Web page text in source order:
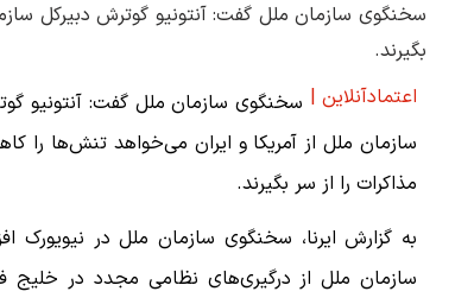
سخنگوی سازمان ملل گفت: آنتونیو گوترش دبیرکل
بگیرند.
اعتمادآنلاین | سخنگوی سازمان ملل گفت: آنتونیو
سازمان ملل از آمریکا و ایران می‌خواهد تنش‌ها را
مذاکرات را از سر بگیرند.
به گزارش ایرنا، سخنگوی سازمان ملل در نیویورک
سازمان ملل از درگیری‌های نظامی مجدد در خلیج